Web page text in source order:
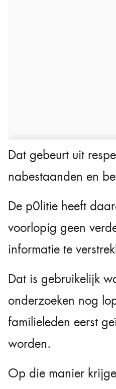
Dat gebeurt uit
nabestaanden en
De p0litie heeft
voorlopig geen
informatie te
Dat is gebruikelijk
onderzoeken nog
familieleden eerst
worden.
Op die manier